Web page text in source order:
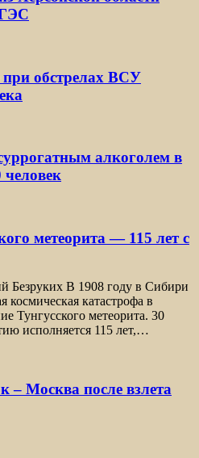
при обстрелах ВСУ
алкоголем в
метеорита — 115 лет с
В 1908 году в Сибири
космическая катастрофа в
Тунгусского метеорита. 30
исполняется 115 лет,…
– Москва после взлета